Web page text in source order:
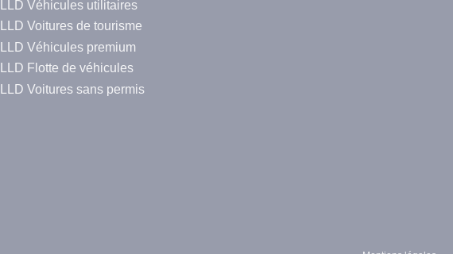
LLD Véhicules utilitaires
LLD Voitures de tourisme
LLD Véhicules premium
LLD Flotte de véhicules
LLD Voitures sans permis